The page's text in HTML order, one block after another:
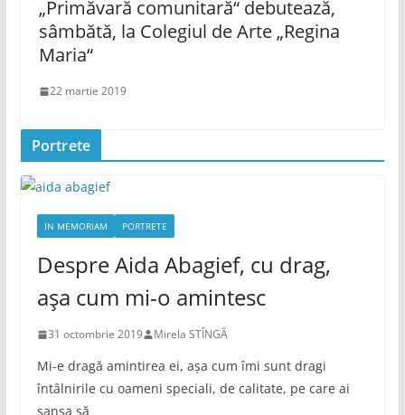
„Primăvară comunitară“ debutează,
sâmbătă, la Colegiul de Arte „Regina
Maria“
22 martie 2019
Portrete
IN MEMORIAM PORTRETE
Despre Aida Abagief, cu drag,
așa cum mi-o amintesc
31 octombrie 2019 Mirela STÎNGĂ
Mi-e dragă amintirea ei, așa cum îmi sunt dragi
întâlnirile cu oameni speciali, de calitate, pe care ai
șansa să